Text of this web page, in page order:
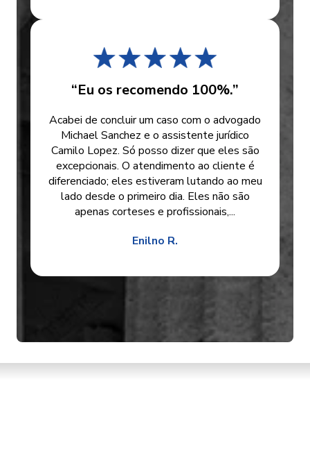
“Eu os recomendo 100%.”
Acabei de concluir um caso com o advogado
Michael Sanchez e o assistente jurídico
Camilo Lopez. Só posso dizer que eles são
excepcionais. O atendimento ao cliente é
diferenciado; eles estiveram lutando ao meu
lado desde o primeiro dia. Eles não são
apenas corteses e profissionais,...
Enilno R.